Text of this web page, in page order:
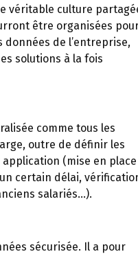
véritable culture
être organisées
données de l’entreprise,
solutions à la fois
comme tous les
outre de définir les
(mise en place
certain délai,
salariés…).
sécurisée. Il a pour